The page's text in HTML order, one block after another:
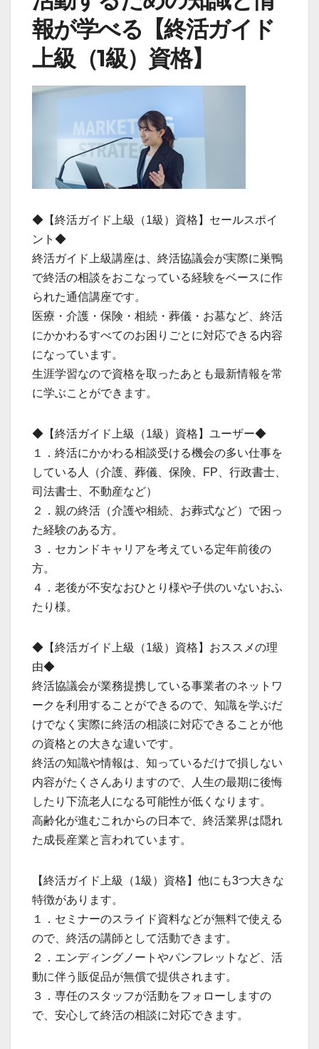
報が学べる【終活ガイド
上級（1級）資格】
◆【終活ガイド上級（1級）資格】セールスポイ
ント◆
終活ガイド上級講座は、終活協議会が実際に巣鴨
で終活の相談をおこなっている経験をベースに作
られた通信講座です。
医療・介護・保険・相続・葬儀・お墓など、終活
にかかわるすべてのお困りごとに対応できる内容
になっています。
生涯学習なので資格を取ったあとも最新情報を常
に学ぶことができます。
◆【終活ガイド上級（1級）資格】ユーザー◆
１．終活にかかわる相談受ける機会の多い仕事を
している人（介護、葬儀、保険、FP、行政書士、
司法書士、不動産など）
２．親の終活（介護や相続、お葬式など）で困っ
た経験のある方。
３．セカンドキャリアを考えている定年前後の
方。
４．老後が不安なおひとり様や子供のいないおふ
たり様。
◆【終活ガイド上級（1級）資格】おススメの理
由◆
終活協議会が業務提携している事業者のネットワ
ークを利用することができるので、知識を学ぶだ
けでなく実際に終活の相談に対応できることが他
の資格との大きな違いです。
終活の知識や情報は、知っているだけで損しない
内容がたくさんありますので、人生の最期に後悔
したり下流老人になる可能性が低くなります。
高齢化が進むこれからの日本で、終活業界は隠れ
た成長産業と言われています。
【終活ガイド上級（1級）資格】他にも3つ大きな
特徴があります。
１．セミナーのスライド資料などが無料で使える
ので、終活の講師として活動できます。
２．エンディングノートやパンフレットなど、活
動に伴う販促品が無償で提供されます。
３．専任のスタッフが活動をフォローしますの
で、安心して終活の相談に対応できます。